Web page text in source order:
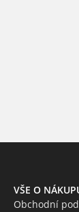
VŠE O
Obchodní